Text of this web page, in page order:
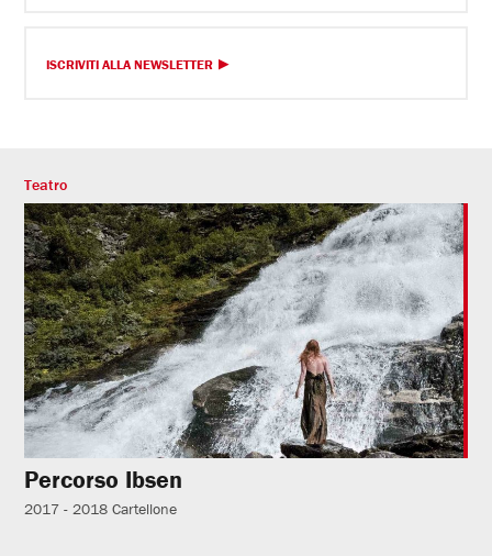
ISCRIVITI ALLA NEWSLETTER
Teatro
Percorso Ibsen
2017 - 2018 Cartellone